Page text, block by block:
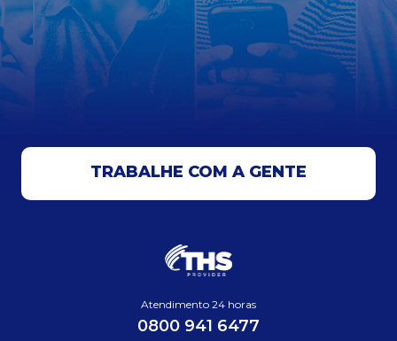
TRABALHE COM A GENTE
Atendimento 24 horas
0800 941 6477